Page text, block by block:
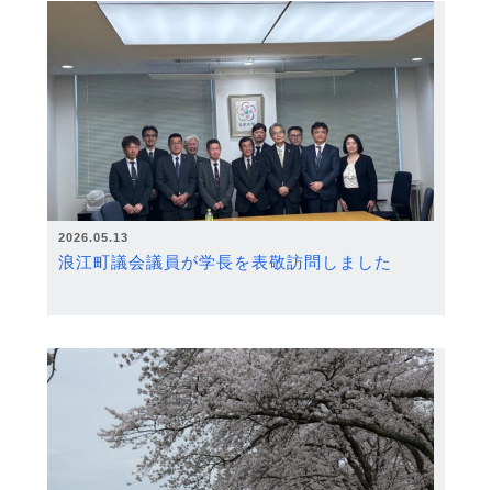
2026.05.13
浪江町議会議員が学長を表敬訪問しました